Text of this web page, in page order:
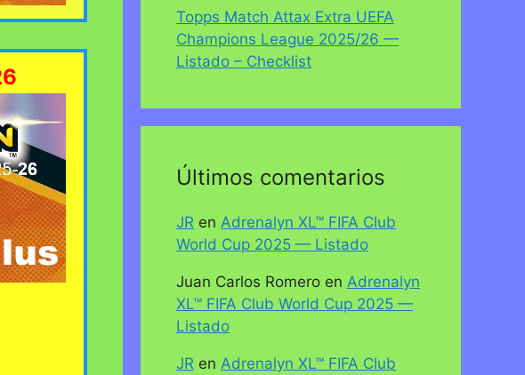
Topps Match Attax Extra UEFA
Champions League 2025/26 —
Listado – Checklist
Últimos comentarios
JR en Adrenalyn XL™ FIFA Club
World Cup 2025 — Listado
Juan Carlos Romero en Adrenalyn
XL™ FIFA Club World Cup 2025 —
Listado
JR en Adrenalyn XL™ FIFA Club